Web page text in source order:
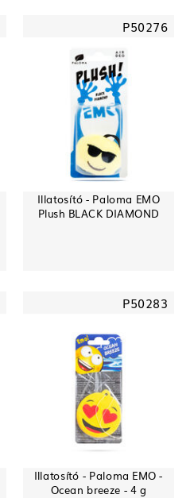
P50276
Illatosító - Paloma EMO
Plush BLACK DIAMOND
P50283
Illatosító - Paloma EMO -
Ocean breeze - 4 g